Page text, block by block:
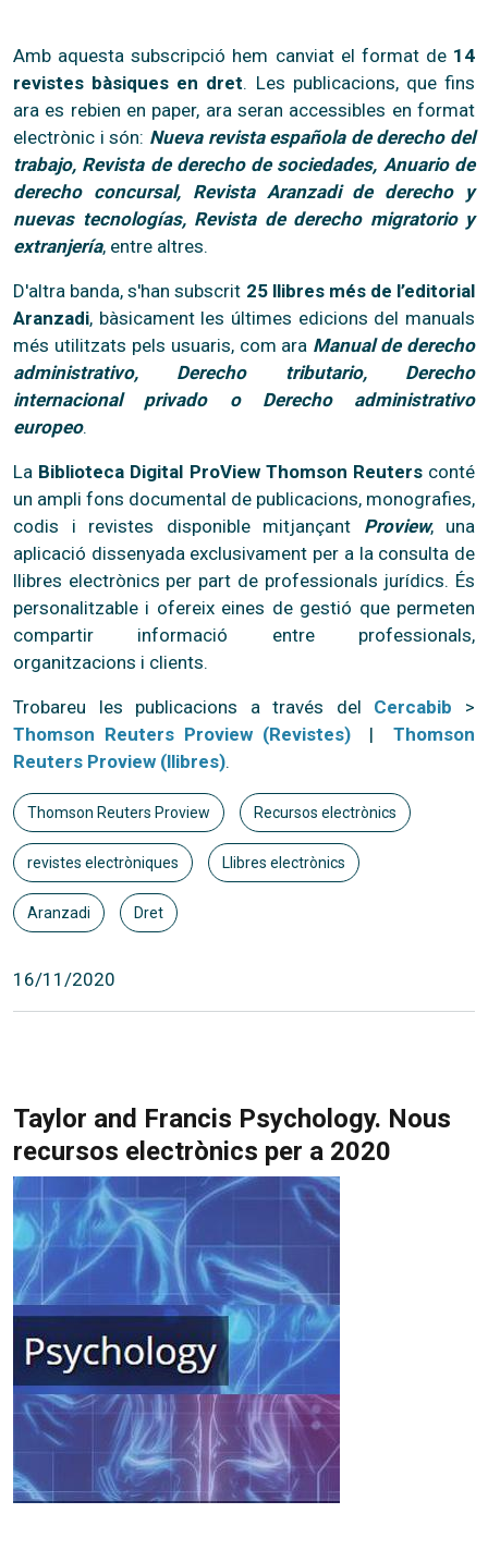
Amb aquesta subscripció hem canviat el format de 14
revistes bàsiques en dret. Les publicacions, que fins
ara es rebien en paper, ara seran accessibles en format
electrònic i són: Nueva revista española de derecho del
trabajo, Revista de derecho de sociedades, Anuario de
derecho concursal, Revista Aranzadi de derecho y
nuevas tecnologías, Revista de derecho migratorio y
extranjería, entre altres.
D'altra banda, s'han subscrit 25 llibres més de l’editorial
Aranzadi, bàsicament les últimes edicions del manuals
més utilitzats pels usuaris, com ara Manual de derecho
administrativo, Derecho tributario, Derecho
internacional privado o Derecho administrativo
europeo.
La Biblioteca Digital ProView Thomson Reutersconté
un ampli fons documental de publicacions, monografies,
codis i revistes disponible mitjançant Proview, una
aplicació dissenyada exclusivament per a la consulta de
llibres electrònics per part de professionals jurídics. És
personalitzable i ofereix eines de gestió que permeten
compartir informació entre professionals,
organitzacions i clients.
Trobareu les publicacions a través del Cercabib >
Thomson Reuters Proview (Revistes)|Thomson
Reuters Proview (llibres).
Thomson Reuters Proview Recursos electrònics
revistes electròniques Llibres electrònics
Aranzadi Dret
16/11/2020
Taylor and Francis Psychology. Nous
recursos electrònics per a 2020